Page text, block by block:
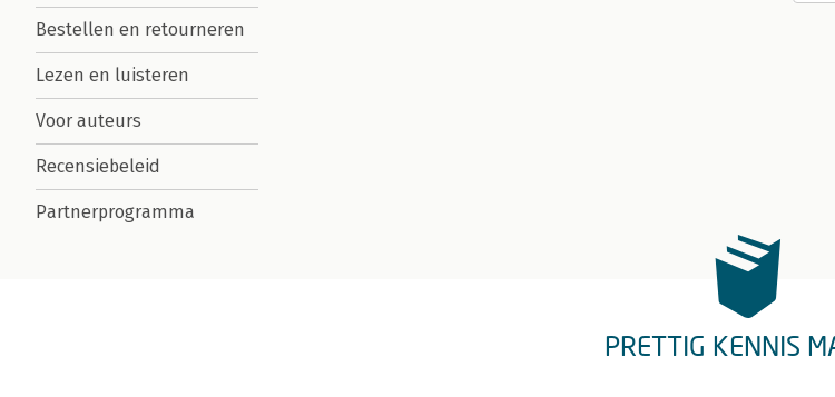
Bestellen en retourneren
Lezen en luisteren
Voor auteurs
Recensiebeleid
Partnerprogramma
PRETTIG KENNIS